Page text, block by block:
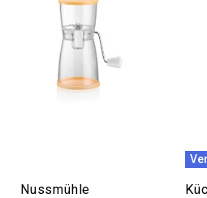
Nussmühle